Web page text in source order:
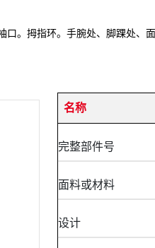
。拇指环。手腕处、脚踝处、面
名称
完整部件号
面料或材料
设计